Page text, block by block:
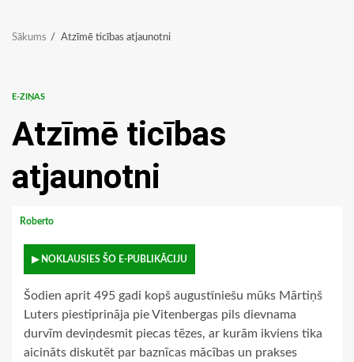
Sākums Atzīmē ticības atjaunotni
E-ZIŅAS
Atzīmē ticības
atjaunotni
Roberto
▶ NOKLAUSIES ŠO E-PUBLIKĀCIJU
Šodien aprit 495 gadi kopš augustīniešu mūks Mārtiņš
Luters piestiprināja pie Vitenbergas pils dievnama
durvīm deviņdesmit piecas tēzes, ar kurām ikviens tika
aicināts diskutēt par baznīcas mācības un prakses